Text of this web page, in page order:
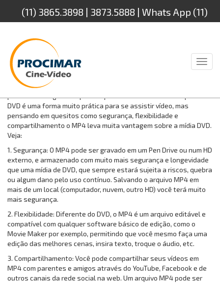
(11) 3865.3898 | 3873.5888 | Whats App (11)
94232.4888
Muita gente nos pergunta se é melhor converte as fitas de vídeo
para DVD ou digitalizar para arquivo MP4. Não há dúvida que o
DVD é uma forma muito prática para se assistir vídeo, mas
pensando em quesitos como segurança, flexibilidade e
compartilhamento o MP4 leva muita vantagem sobre a mídia DVD.
Veja:
1. Segurança: O MP4 pode ser gravado em um Pen Drive ou num HD
externo, e armazenado com muito mais segurança e longevidade
que uma mídia de DVD, que sempre estará sujeita a riscos, quebra
ou algum dano pelo uso contínuo. Salvando o arquivo MP4 em
mais de um local (computador, nuvem, outro HD) você terá muito
mais segurança.
2. Flexibilidade: Diferente do DVD, o MP4 é um arquivo editável e
compatível com qualquer software básico de edição, como o
Movie Maker por exemplo, permitindo que você mesmo faça uma
edição das melhores cenas, insira texto, troque o áudio, etc.
3. Compartilhamento: Você pode compartilhar seus vídeos em
MP4 com parentes e amigos através do YouTube, Facebook e de
outros canais da rede social na web. Um arquivo MP4 pode ser